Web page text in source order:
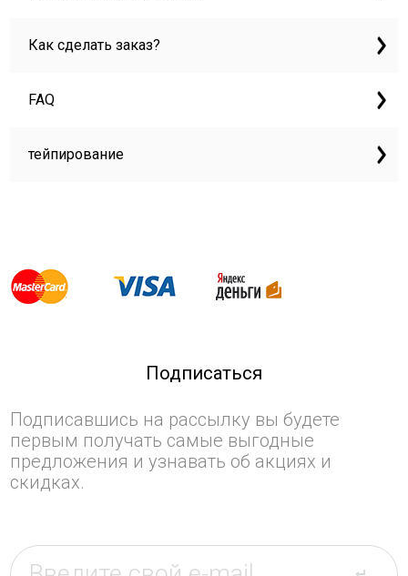
Как сделать заказ?
FAQ
тейпирование
Подписаться
Подписавшись на рассылку вы будете
первым получать самые выгодные
предложения и узнавать об акциях и
скидках.